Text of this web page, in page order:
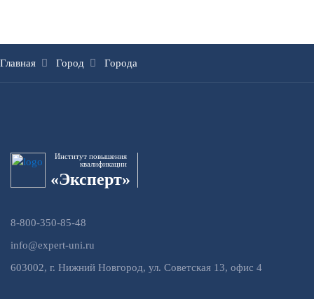
Главная Город Города
Институт повышения
квалификации
«Эксперт»
8-800-350-85-48
info@expert-uni.ru
603002, г. Нижний Новгород, ул. Советская 13, офис 4